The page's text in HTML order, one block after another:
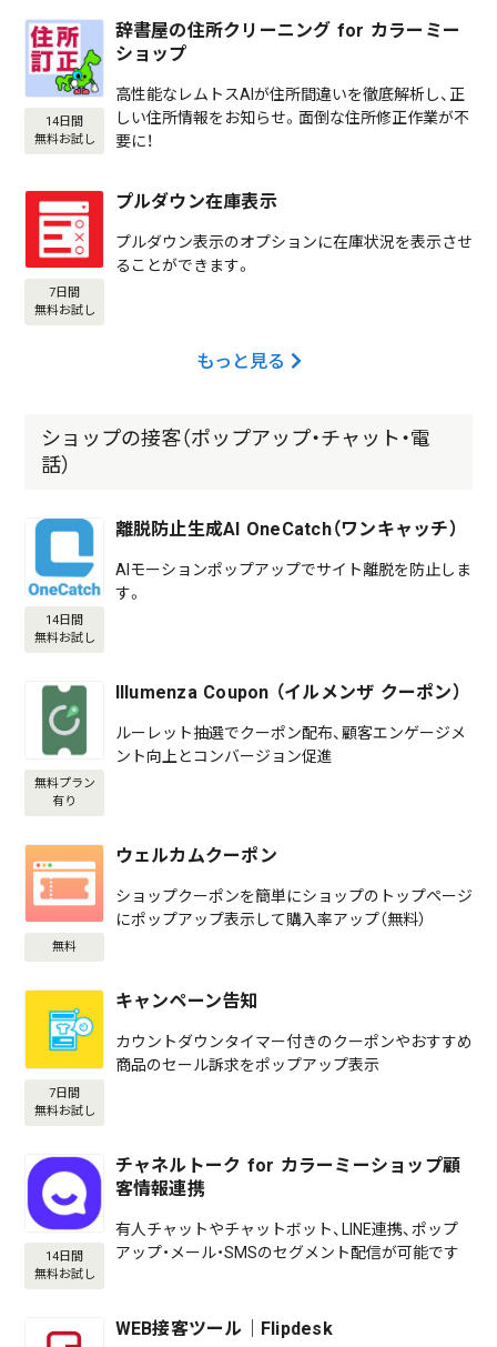
14日間
無料お試し
辞書屋の住所クリーニング for カラーミー
ショップ
高性能なレムトスAIが住所間違いを徹底解析し、正
しい住所情報をお知らせ。面倒な住所修正作業が不
要に！
7日間
無料お試し
プルダウン在庫表示
プルダウン表示のオプションに在庫状況を表示させ
ることができます。
もっと見る
ショップの接客（ポップアップ・チャット・電
話）
14日間
無料お試し
離脱防止生成AI OneCatch（ワンキャッチ）
AIモーションポップアップでサイト離脱を防止しま
す。
無料プラン
有り
Illumenza Coupon （イルメンザ クーポン）
ルーレット抽選でクーポン配布、顧客エンゲージメ
ント向上とコンバージョン促進
無料
ウェルカムクーポン
ショップクーポンを簡単にショップのトップページ
にポップアップ表示して購入率アップ（無料）
7日間
無料お試し
キャンペーン告知
カウントダウンタイマー付きのクーポンやおすすめ
商品のセール訴求をポップアップ表示
14日間
無料お試し
チャネルトーク for カラーミーショップ顧
客情報連携
有人チャットやチャットボット、LINE連携、ポップ
アップ・メール・SMSのセグメント配信が可能です
WEB接客ツール｜Flipdesk